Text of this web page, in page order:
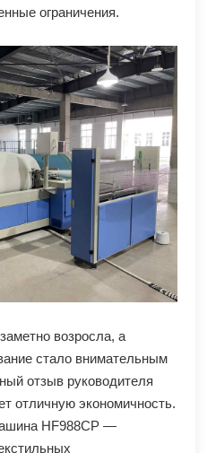
ограничения.
возросла, а
стало внимательным
отзыв руководителя
отличную экономичность.
HF988CP —